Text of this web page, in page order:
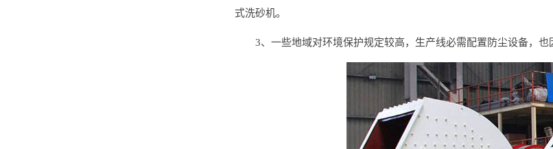
式洗砂机。
3、一些地域对环境保护规定较高，生产线必需配置防尘设备，